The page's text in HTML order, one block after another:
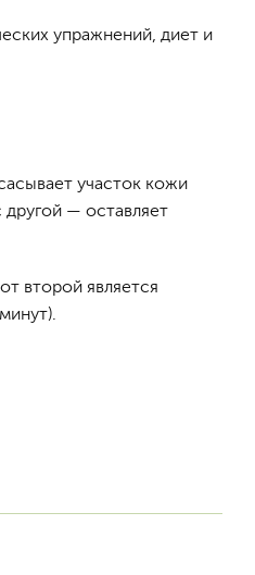
упражнений, диет и
участок кожи
— оставляет
второй является